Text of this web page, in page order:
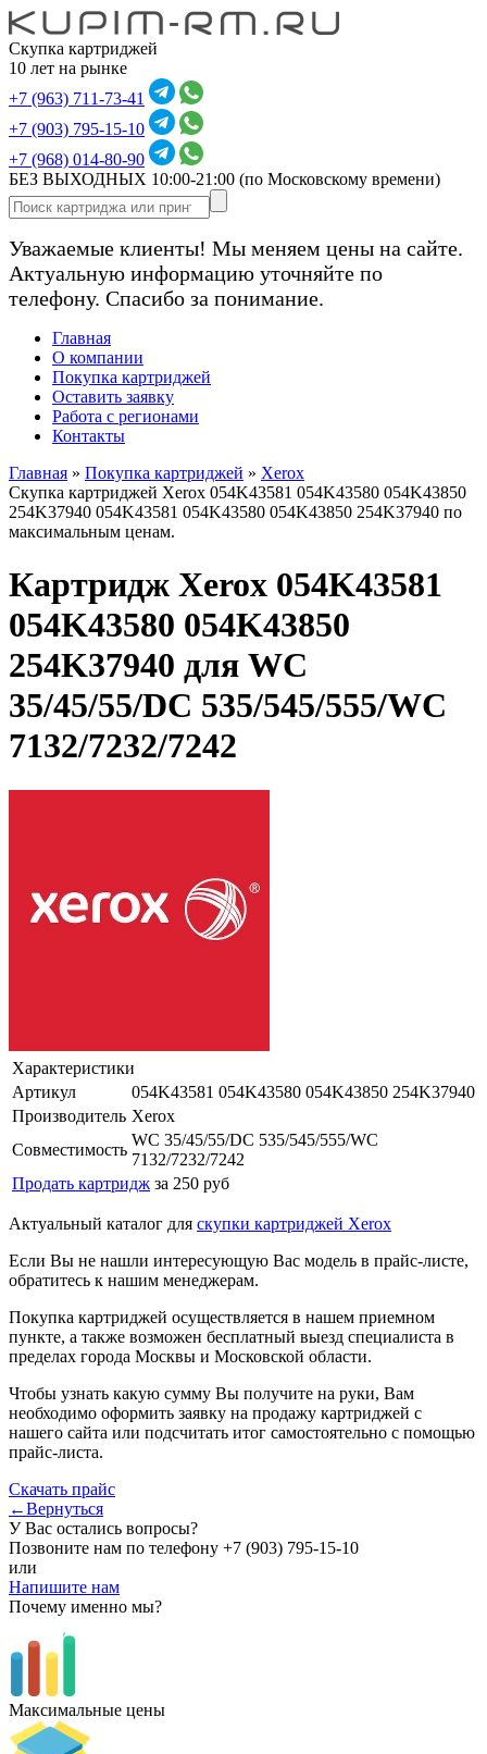
Скупка картриджей
10 лет на рынке
+7 (963) 711-73-41
+7 (903) 795-15-10
+7 (968) 014-80-90
БЕЗ ВЫХОДНЫХ 10:00-21:00 (по Московскому времени)
Уважаемые клиенты! Мы меняем цены на сайте.
Актуальную информацию уточняйте по
телефону. Спасибо за понимание.
Главная
О компании
Покупка картриджей
Оставить заявку
Работа с регионами
Контакты
Главная » Покупка картриджей » Xerox
Скупка картриджей Xerox 054K43581 054K43580 054K43850
254K37940 054K43581 054K43580 054K43850 254K37940 по
максимальным ценам.
Картридж Xerox 054K43581
054K43580 054K43850
254K37940 для WC
35/45/55/DC 535/545/555/WC
7132/7232/7242
Характеристики
Артикул
054K43581 054K43580 054K43850 254K37940
Производитель Xerox
Совместимость
WC 35/45/55/DC 535/545/555/WC
7132/7232/7242
Продать картридж за 250 руб
Актуальный каталог для скупки картриджей Xerox
Если Вы не нашли интересующую Вас модель в прайс-листе,
обратитесь к нашим менеджерам.
Покупка картриджей осуществляется в нашем приемном
пункте, а также возможен бесплатный выезд специалиста в
пределах города Москвы и Московской области.
Чтобы узнать какую сумму Вы получите на руки, Вам
необходимо оформить заявку на продажу картриджей с
нашего сайта или подсчитать итог самостоятельно с помощью
прайс-листа.
Скачать прайс
←Вернуться
У Вас остались вопросы?
Позвоните нам по телефону +7 (903) 795-15-10
или
Напишите нам
Почему именно мы?
Максимальные цены